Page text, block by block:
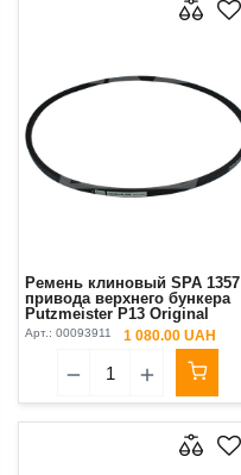
Ремень клиновый SPA 1357
привода верхнего бункера
Putzmeister P13 Original
Арт.: 00093911 1 080.00 UAH